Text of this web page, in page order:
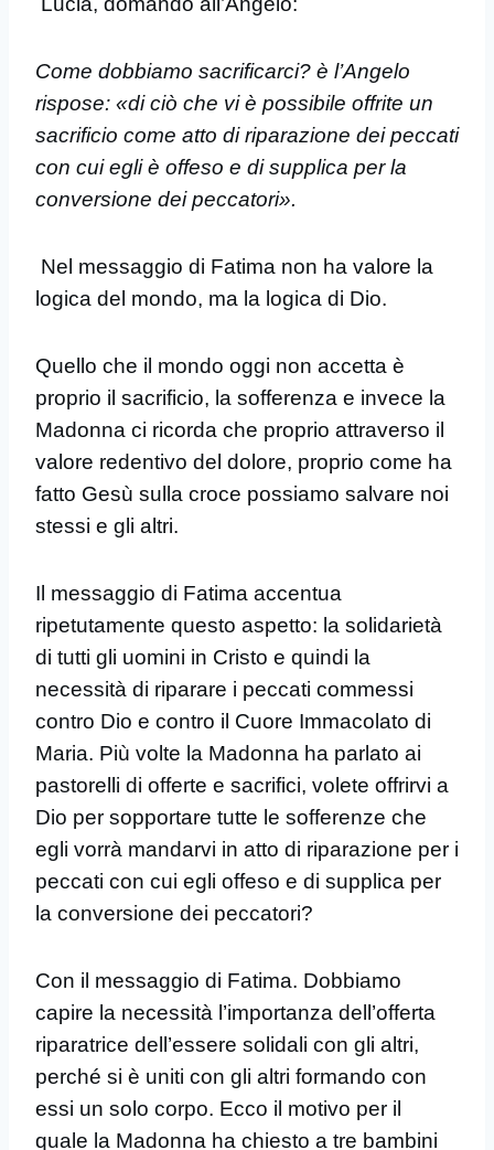
Come dobbiamo sacrificarci? è l’Angelo
rispose: «di ciò che vi è possibile offrite un
sacrificio come atto di riparazione dei peccati
con cui egli è offeso e di supplica per la
conversione dei peccatori».
Nel messaggio di Fatima non ha valore la
logica del mondo, ma la logica di Dio.
Quello che il mondo oggi non accetta è
proprio il sacrificio, la sofferenza e invece la
Madonna ci ricorda che proprio attraverso il
valore redentivo del dolore, proprio come ha
fatto Gesù sulla croce possiamo salvare noi
stessi e gli altri.
Il messaggio di Fatima accentua
ripetutamente questo aspetto: la solidarietà
di tutti gli uomini in Cristo e quindi la
necessità di riparare i peccati commessi
contro Dio e contro il Cuore Immacolato di
Maria. Più volte la Madonna ha parlato ai
pastorelli di offerte e sacrifici, volete offrirvi a
Dio per sopportare tutte le sofferenze che
egli vorrà mandarvi in atto di riparazione per i
peccati con cui egli offeso e di supplica per
la conversione dei peccatori?
Con il messaggio di Fatima. Dobbiamo
capire la necessità l’importanza dell’offerta
riparatrice dell’essere solidali con gli altri,
perché si è uniti con gli altri formando con
essi un solo corpo. Ecco il motivo per il
quale la Madonna ha chiesto a tre bambini